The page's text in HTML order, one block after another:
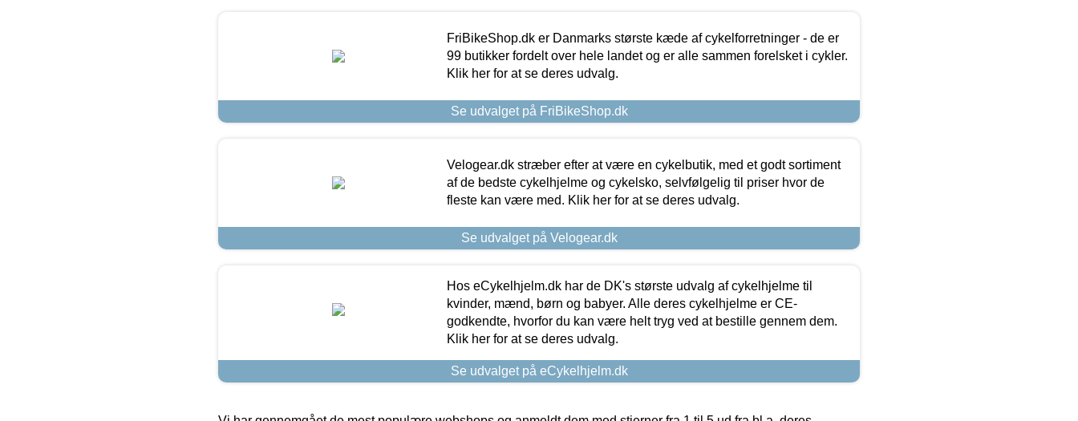
FriBikeShop.dk er Danmarks største kæde af cykelforretninger - de er
99 butikker fordelt over hele landet og er alle sammen forelsket i cykler.
Klik her for at se deres udvalg.
Se udvalget på FriBikeShop.dk
Velogear.dk stræber efter at være en cykelbutik, med et godt sortiment
af de bedste cykelhjelme og cykelsko, selvfølgelig til priser hvor de
fleste kan være med. Klik her for at se deres udvalg.
Se udvalget på Velogear.dk
Hos eCykelhjelm.dk har de DK's største udvalg af cykelhjelme til
kvinder, mænd, børn og babyer. Alle deres cykelhjelme er CE-
godkendte, hvorfor du kan være helt tryg ved at bestille gennem dem.
Klik her for at se deres udvalg.
Se udvalget på eCykelhjelm.dk